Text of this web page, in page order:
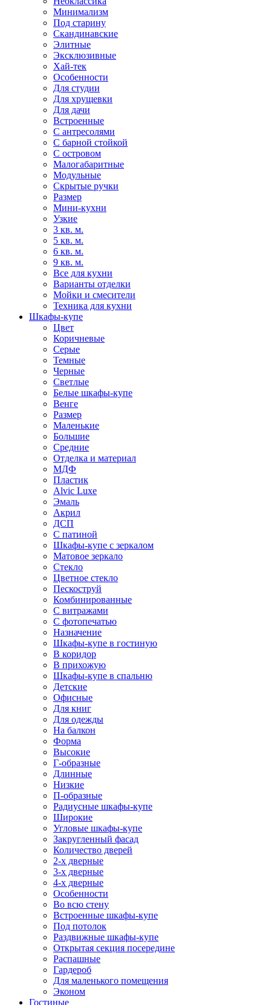
Минимализм
Под старину
Скандинавские
Элитные
Эксклюзивные
Хай-тек
Особенности
Для студии
Для хрущевки
Для дачи
Встроенные
С антресолями
С барной стойкой
С островом
Малогабаритные
Модульные
Скрытые ручки
Размер
Мини-кухни
Узкие
3 кв. м.
5 кв. м.
6 кв. м.
9 кв. м.
Все для кухни
Варианты отделки
Мойки и смесители
Техника для кухни
Шкафы-купе
Цвет
Коричневые
Серые
Темные
Черные
Светлые
Белые шкафы-купе
Венге
Размер
Маленькие
Большие
Средние
Отделка и материал
МДФ
Пластик
Alvic Luxe
Эмаль
Акрил
ДСП
С патиной
Шкафы-купе с зеркалом
Матовое зеркало
Стекло
Цветное стекло
Пескоструй
Комбинированные
С витражами
С фотопечатью
Назначение
Шкафы-купе в гостиную
В коридор
В прихожую
Шкафы-купе в спальню
Детские
Офисные
Для книг
Для одежды
На балкон
Форма
Высокие
Г-образные
Длинные
Низкие
П-образные
Радиусные шкафы-купе
Широкие
Угловые шкафы-купе
Закругленный фасад
Количество дверей
2-х дверные
3-х дверные
4-х дверные
Особенности
Во всю стену
Встроенные шкафы-купе
Под потолок
Раздвижные шкафы-купе
Открытая секция посередине
Распашные
Гардероб
Для маленького помещения
Эконом
Гостиные